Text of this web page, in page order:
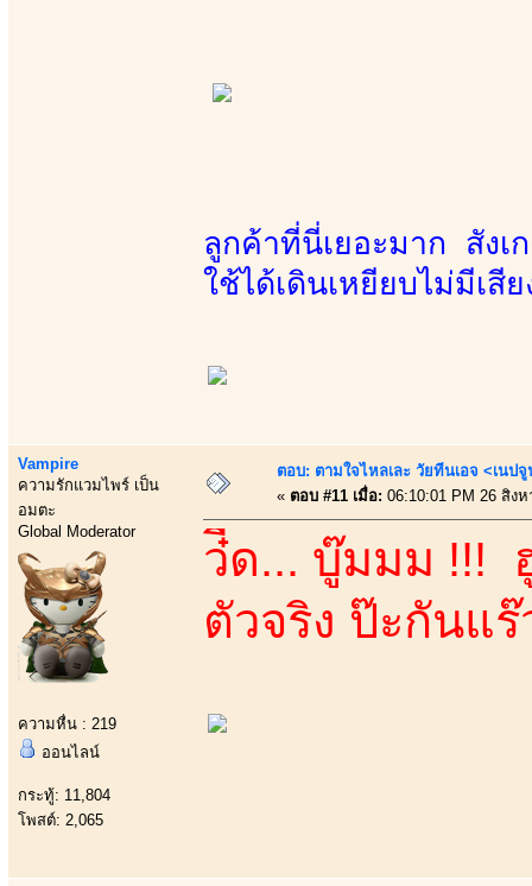
ลูกค้าที่นี่เยอะมาก สังเ
ใช้ได้เดินเหยียบไม่มีเสี
Vampire
ความรักแวมไพร์ เป็น
อมตะ
Global Moderator
ความหื่น : 219
ออนไลน์
กระทู้: 11,804
โพสต์: 2,065
ตอบ: ตามใจไหลเละ วัยทีนเอจ <เนป
« ตอบ #11 เมื่อ: 06:10:01 PM 26 สิง
ว๋ี้ด... บู๊มมม !!!
ตัวจริง ป๊ะกันแร๊